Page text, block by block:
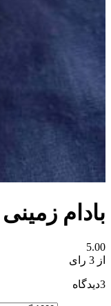
بادام
5.00
از 3 رای
3دیدگاه